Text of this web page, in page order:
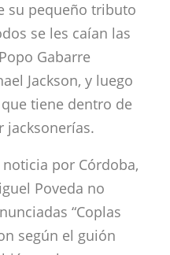
su pequeño tributo
se les caían las
Gabarre
Jackson, y luego
tiene dentro de
jacksonerías.
por Córdoba,
Poveda no
“Coplas
según el guión